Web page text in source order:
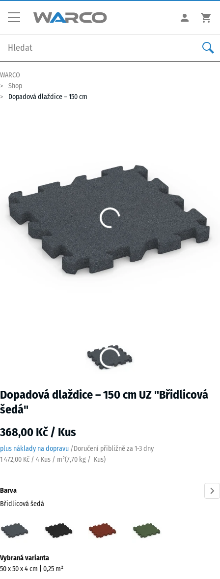
WARCO
Shop
Dopadová dlaždice – 150 cm
Dopadová dlaždice – 150 cm UZ "Břidlicová
šedá"
368,00 Kč / Kus
plus náklady na dopravu /Doručení přibližně za 1-3 dny
1 472,00 Kč / 4 Kus / m²(7,70 kg / Kus)
Barva
Břidlicová šedá
červená
informací
o
Vybraná varianta
50 x 50 x 4 cm | 0,25 m²